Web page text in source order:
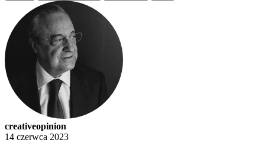
creativeopinion
14 czerwca 2023